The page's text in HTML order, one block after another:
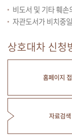
비도서 및 기타 훼
자관도서가 비치중
상호대차 신청
홈페이지
자료검색